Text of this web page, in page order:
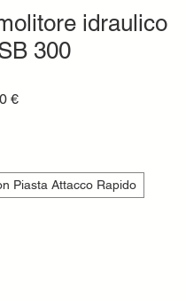
idraulico
300
€Prezzo
Piasta Attacco Rapido